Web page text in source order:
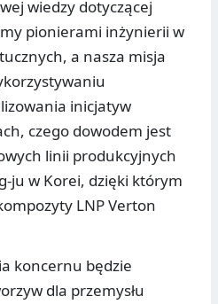
wiedzy dotyczącej
pionierami inżynierii w
a nasza misja
inicjatyw
czego dowodem jest
linii produkcyjnych
ju w Korei, dzięki którym
LNP Verton
koncernu będzie
dla przemysłu